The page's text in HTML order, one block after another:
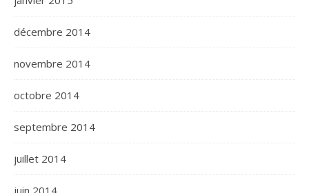
décembre 2014
novembre 2014
octobre 2014
septembre 2014
juillet 2014
juin 2014